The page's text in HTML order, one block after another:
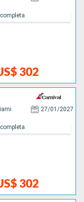
302
27/01/2027
302